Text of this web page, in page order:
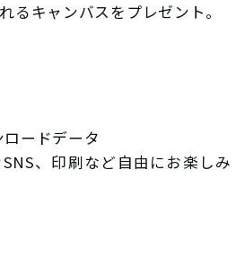
るキャンバスをプレゼント。
ロードデータ
、印刷など自由にお楽しみ